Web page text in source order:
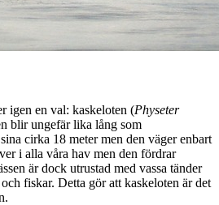
igen en val: kaskeloten (Physeter
blir ungefär lika lång som
cirka 18 meter men den väger enbart
i alla våra hav men den fördrar
är dock utrustad med vassa tänder
fiskar. Detta gör att kaskeloten är det